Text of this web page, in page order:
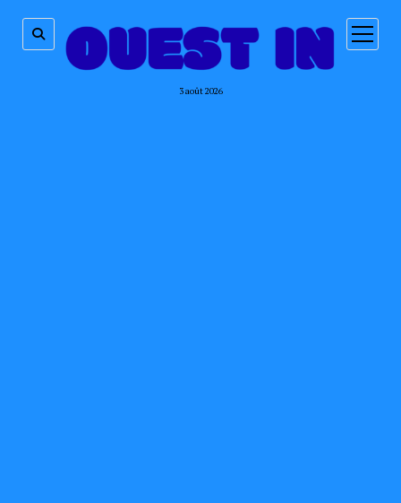
3 août 2026
ouvrir
menu